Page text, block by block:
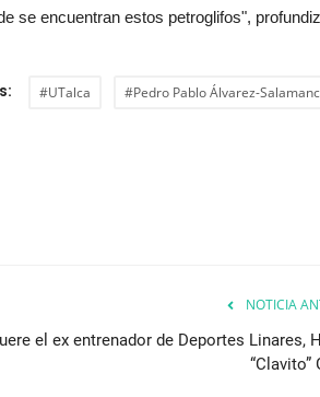
se encuentran estos petroglifos",
#UTalca #Pedro Pablo Álvarez-
NOTICIA
el ex entrenador de Deportes Linares,
“Clavito”